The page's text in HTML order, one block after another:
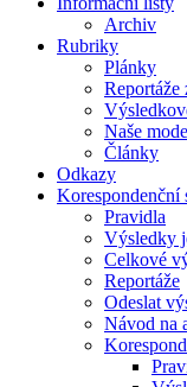
Archiv
Rubriky
Plánky
Reportáže
Naše
Články
Odkazy
Korespondenční
Pravidla
Výsledky
Celkové
Reportáže
Odeslat
Návod na